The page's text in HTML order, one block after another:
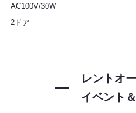
AC100V/30W
2ドア
レントオ
イベント